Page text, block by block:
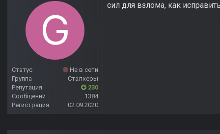
Статус
Не в сети
Группа
Сталкеры
Репутация
230
Сообщений
1384
Регистрация
02.09.2020
сил для взлома, как